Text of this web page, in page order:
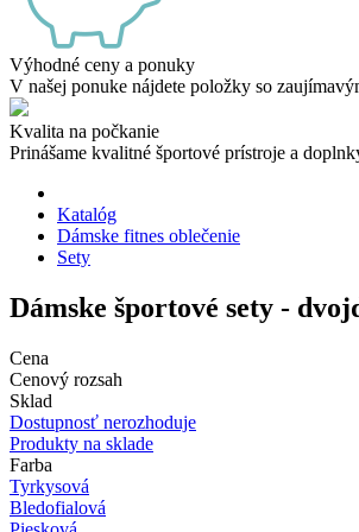
Výhodné ceny a ponuky
V našej ponuke nájdete položky so
Kvalita na počkanie
Prinášame kvalitné športové prístroje a
Katalóg
Dámske fitnes oblečenie
Sety
Dámske športové sety -
Cena
Cenový rozsah
Sklad
Dostupnosť nerozhoduje
Produkty na sklade
Farba
Tyrkysová
Bledofialová